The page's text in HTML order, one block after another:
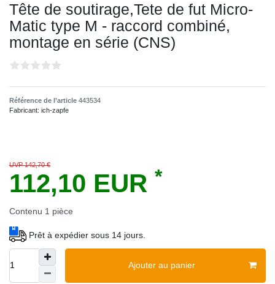
Tête de soutirage,Tete de fut Micro-
Matic type M - raccord combiné,
montage en série (CNS)
Référence de l’article 443534
Fabricant: ich-zapfe
UVP 142,70 €
112,10 EUR *
Contenu 1 pièce
Prêt à expédier sous 14 jours.
Ajouter au panier